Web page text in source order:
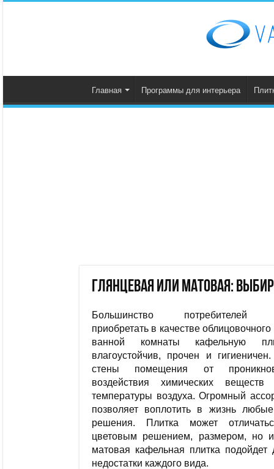
Главная Программы для интерьера
Глянцевая или матовая:
Большинство потребителей
приобретать в качестве
ванной комнаты кафельную
влагоустойчив, прочен и
стены помещения от
воздействия химических
температуры воздуха. Огромный
позволяет воплотить в жизнь любые
решения. Плитка может
цветовым решением, размером, но
матовая кафельная плитка подойдет
недостатки каждого вида.